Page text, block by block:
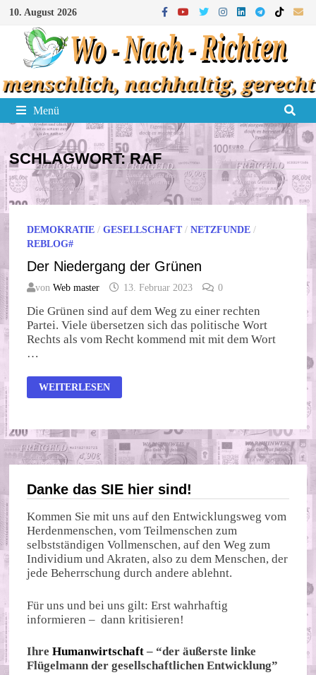
Zum
Inhalt
springen
10. August 2026
Menü
SCHLAGWORT:RAF
DEMOKRATIE /GESELLSCHAFT/NETZFUNDE /
REBLOG#
Der Niedergang der Grünen
vonWeb master 13. Februar 2023 0
Die Grünen sind auf dem Weg zu einer rechten
Partei. Viele übersetzen sich das politische Wort
Rechts als vom Recht kommend mit mit dem Wort
…
DER
NIEDERGANG
WEITERLESEN
Danke das SIE hier sind!
Kommen Sie mit uns auf den Entwicklungsweg vom
Herdenmenschen, vom Teilmenschen zum
selbstständigen Vollmenschen, auf den Weg zum
Individium und Akraten, also zu dem Menschen, der
jede Beherrschung durch andere ablehnt.
Für uns und bei uns gilt: Erst wahrhaftig
informieren – dann kritisieren!
IhreHumanwirtschaft – “der äußerste linke
Flügelmann der gesellschaftlichen Entwicklung”